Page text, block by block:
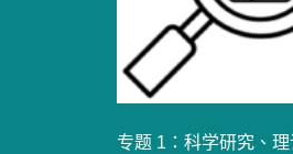
专题 1：科学研究、